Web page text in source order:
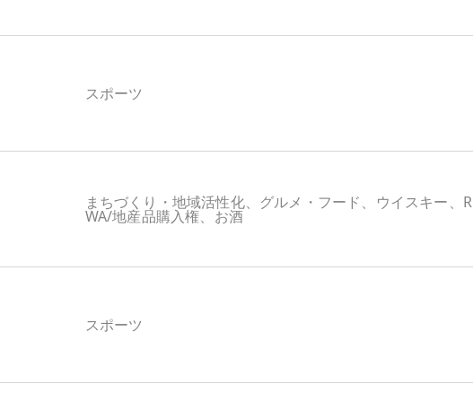
スポーツ
まちづくり・地域活性化、グルメ・フード、ウイスキー、R
WA/地産品購入権、お酒
スポーツ